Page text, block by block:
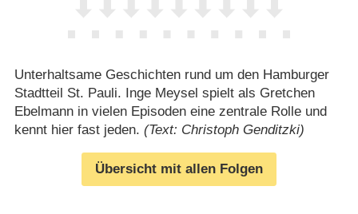
Unterhaltsame Geschichten rund um den Hamburger
Stadtteil St. Pauli. Inge Meysel spielt als Gretchen
Ebelmann in vielen Episoden eine zentrale Rolle und
kennt hier fast jeden. (Text: Christoph Genditzki)
Übersicht mit allen Folgen